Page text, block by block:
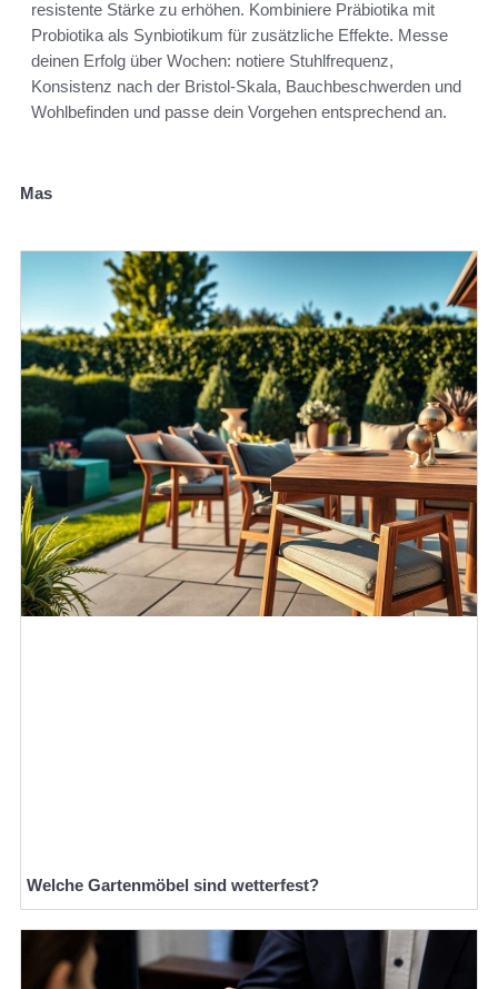
resistente Stärke zu erhöhen. Kombiniere Präbiotika mit
Probiotika als Synbiotikum für zusätzliche Effekte. Messe
deinen Erfolg über Wochen: notiere Stuhlfrequenz,
Konsistenz nach der Bristol-Skala, Bauchbeschwerden und
Wohlbefinden und passe dein Vorgehen entsprechend an.
Mas
Welche Gartenmöbel sind wetterfest?